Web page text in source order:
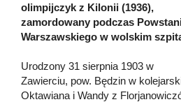
olimpijczyk z Kilonii (1936),
zamordowany podczas
Warszawskiego w wolskim
Urodzony 31 sierpnia 1903 w
Zawierciu, pow. Będzin w
Oktawiana i Wandy z